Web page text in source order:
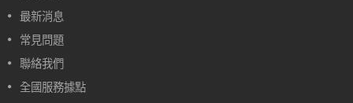
最新消息
常見問題
聯絡我們
全國服務據點